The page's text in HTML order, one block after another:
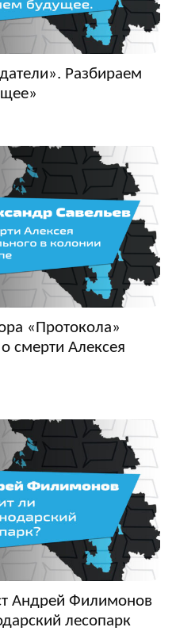
Разбираем
«Протокола»
смерти Алексея
Андрей Филимонов
лесопарк